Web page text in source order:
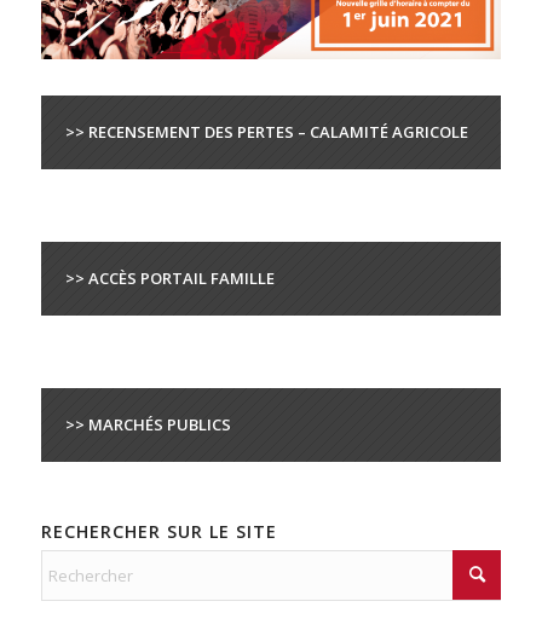
>> RECENSEMENT DES PERTES – CALAMITÉ AGRICOLE
>> ACCÈS PORTAIL FAMILLE
>> MARCHÉS PUBLICS
RECHERCHER SUR LE SITE